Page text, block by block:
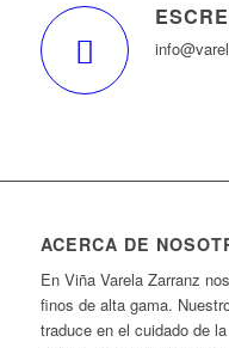
ACERCA DE
En Viña Varela Zarranz
finos de alta gama.
traduce en el cuidado de